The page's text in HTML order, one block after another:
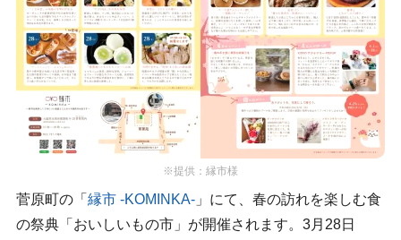
※提供：縁市様
菅原町の「 縁市 -KOMINKA-」にて、春の訪れを楽しむ食
の祭典「おいしいもの市」が開催されます。3月28日